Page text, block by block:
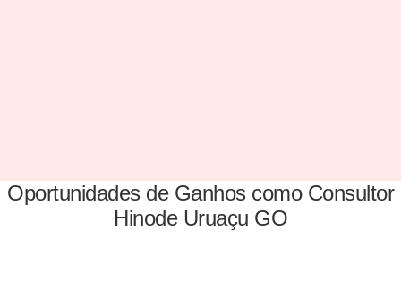
Oportunidades de Ganhos como Consultor
Hinode Uruaçu GO